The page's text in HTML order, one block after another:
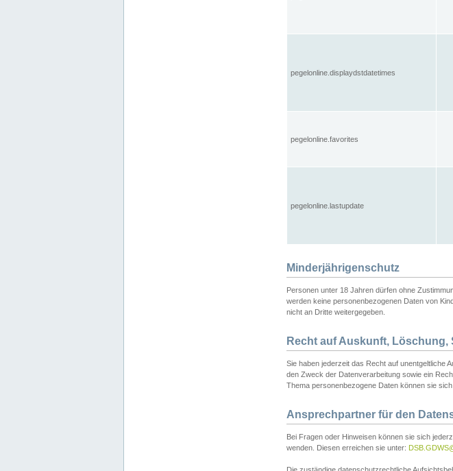
pegelonline.displaydstdatetimes
pegelonline.favorites
pegelonline.lastupdate
Minderjährigenschutz
Personen unter 18 Jahren dürfen ohne
werden keine personenbezogenen Daten von
nicht an Dritte weitergegeben.
Recht auf Auskunft, Löschung,
Sie haben jederzeit das Recht auf unentgeltliche
den Zweck der Datenverarbeitung sowie ein
Thema personenbezogene Daten können sie
Ansprechpartner für den
Bei Fragen oder Hinweisen können sie sich
wenden. Diesen erreichen sie unter: